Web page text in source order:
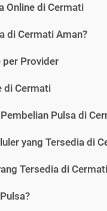
Online di Cermati
di Cermati Aman?
per Provider
di Cermati
Pulsa di
yang Tersedia di
Tersedia di